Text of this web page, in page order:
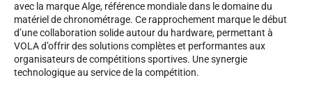
avec la marque Alge, référence mondiale dans le domaine du
matériel de chronométrage. Ce rapprochement marque le début
d’une collaboration solide autour du hardware, permettant à
VOLA d’offrir des solutions complètes et performantes aux
organisateurs de compétitions sportives. Une synergie
technologique au service de la compétition.